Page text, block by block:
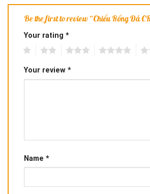
Be the first to review “Chiếu Rồng Đá
Your rating *
Your review *
Name *